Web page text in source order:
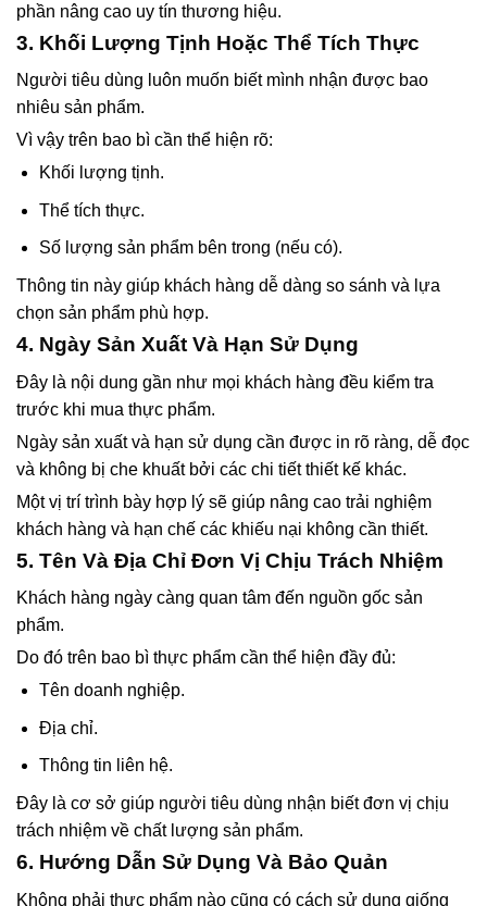
phần nâng cao uy tín thương hiệu.
3. Khối Lượng Tịnh Hoặc Thể Tích Thực
Người tiêu dùng luôn muốn biết mình nhận được bao
nhiêu sản phẩm.
Vì vậy trên bao bì cần thể hiện rõ:
Khối lượng tịnh.
Thể tích thực.
Số lượng sản phẩm bên trong (nếu có).
Thông tin này giúp khách hàng dễ dàng so sánh và lựa
chọn sản phẩm phù hợp.
4. Ngày Sản Xuất Và Hạn Sử Dụng
Đây là nội dung gần như mọi khách hàng đều kiểm tra
trước khi mua thực phẩm.
Ngày sản xuất và hạn sử dụng cần được in rõ ràng, dễ đọc
và không bị che khuất bởi các chi tiết thiết kế khác.
Một vị trí trình bày hợp lý sẽ giúp nâng cao trải nghiệm
khách hàng và hạn chế các khiếu nại không cần thiết.
5. Tên Và Địa Chỉ Đơn Vị Chịu Trách Nhiệm
Khách hàng ngày càng quan tâm đến nguồn gốc sản
phẩm.
Do đó trên bao bì thực phẩm cần thể hiện đầy đủ:
Tên doanh nghiệp.
Địa chỉ.
Thông tin liên hệ.
Đây là cơ sở giúp người tiêu dùng nhận biết đơn vị chịu
trách nhiệm về chất lượng sản phẩm.
6. Hướng Dẫn Sử Dụng Và Bảo Quản
Không phải thực phẩm nào cũng có cách sử dụng giống